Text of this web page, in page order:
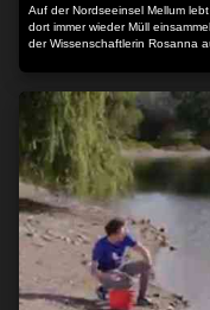
Auf der Nordseeinsel Mellum
dort immer wieder Müll
der Wissenschaftlerin Rosanna
sichtbar. In einem Labor auf
genau unter die Lupe - und
Auge nicht zu erkennen, aber